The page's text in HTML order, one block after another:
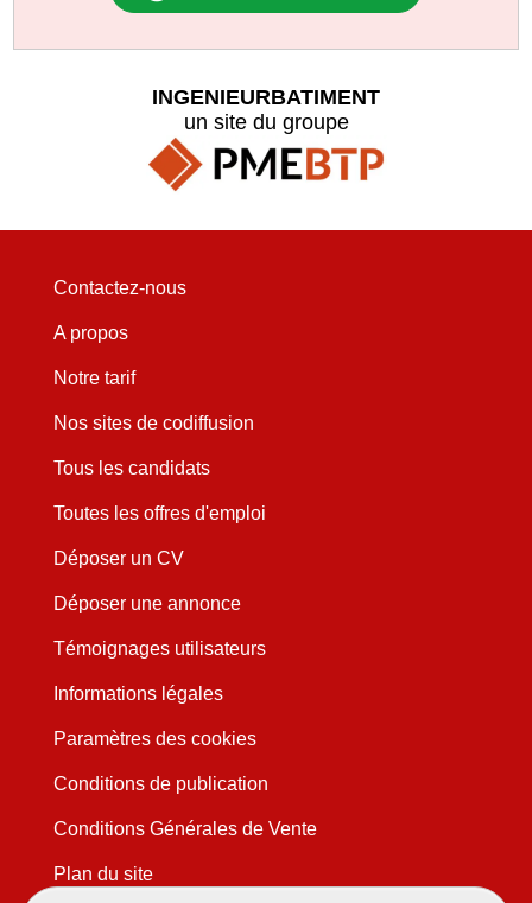
INGENIEURBATIMENT
un site du groupe
Contactez-nous
A propos
Notre tarif
Nos sites de codiffusion
Tous les candidats
Toutes les offres d'emploi
Déposer un CV
Déposer une annonce
Témoignages utilisateurs
Informations légales
Paramètres des cookies
Conditions de publication
Conditions Générales de Vente
Plan du site